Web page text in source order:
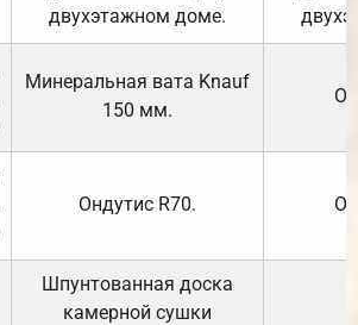
двухэтажном доме.
Минеральная вата Knauf
150 мм.
Ондутис R70.
Шпунтованная доска
камерной сушки